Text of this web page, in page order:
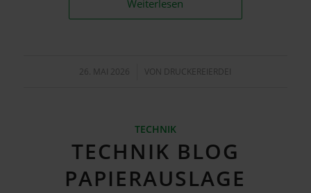
Weiterlesen
26. MAI 2026
/ VON DRUCKEREIERDEI
TECHNIK
TECHNIK BLOG
PAPIERAUSLAGE